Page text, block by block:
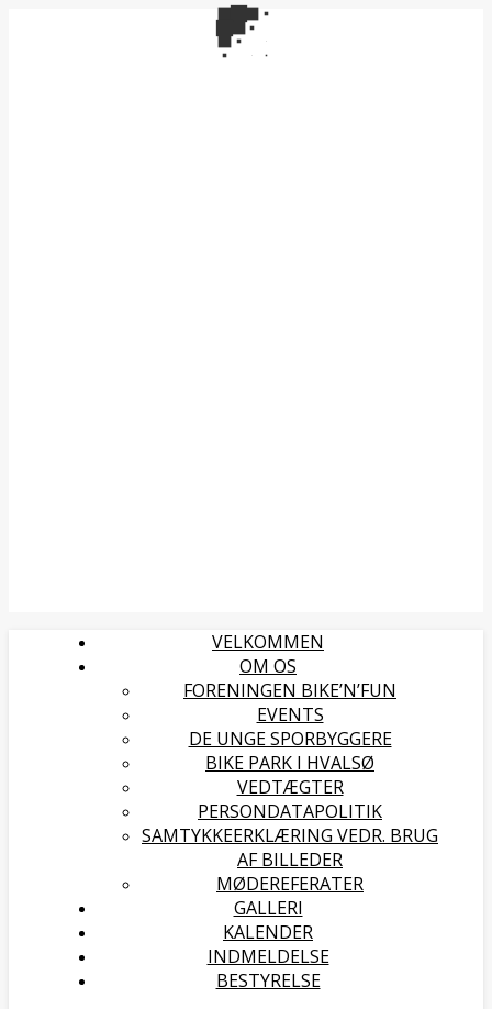
VELKOMMEN
OM OS
FORENINGEN BIKE’N’FUN
EVENTS
DE UNGE SPORBYGGERE
BIKE PARK I HVALSØ
VEDTÆGTER
PERSONDATAPOLITIK
SAMTYKKEERKLÆRING VEDR. BRUG
AF BILLEDER
MØDEREFERATER
GALLERI
KALENDER
INDMELDELSE
BESTYRELSE